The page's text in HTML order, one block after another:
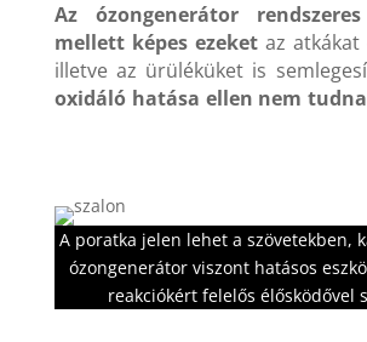
Az ózongenerátor
mellett képes ezeketaz atkákat
illetve az ürüléküket is
oxidáló hatása ellen nem
A poratka jelen lehet a szövetekben,
ózongenerátor viszont hatásos
reakciókért felelős élősködővel